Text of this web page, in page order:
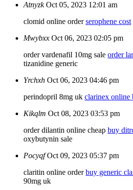
Atnyzk Oct 05, 2023 12:01 am
clomid online orderserophene cost
Mwybxx Oct 06, 2023 02:05 pm
order vardenafil 10mg sale order
tizanidine generic
Yrchxh Oct 06, 2023 04:46 pm
perindopril 8mg uk clarinex online
Kikqlm Oct 08, 2023 03:53 pm
order dilantin online cheap buy
oxybutynin sale
Pocyqf Oct 09, 2023 05:37 pm
claritin online orderbuy generic
90mg uk